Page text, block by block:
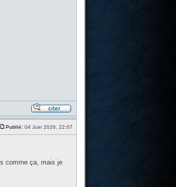
Publié:04 Juin 2026, 22:07
comme ça, mais je